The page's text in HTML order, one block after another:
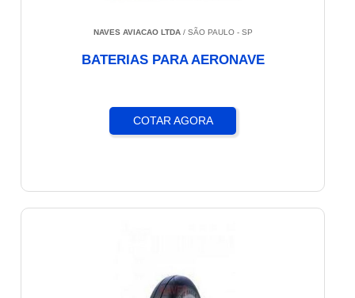
NAVES AVIACAO LTDA/ SÃO PAULO - SP
BATERIAS PARA AERONAVE
COTAR AGORA